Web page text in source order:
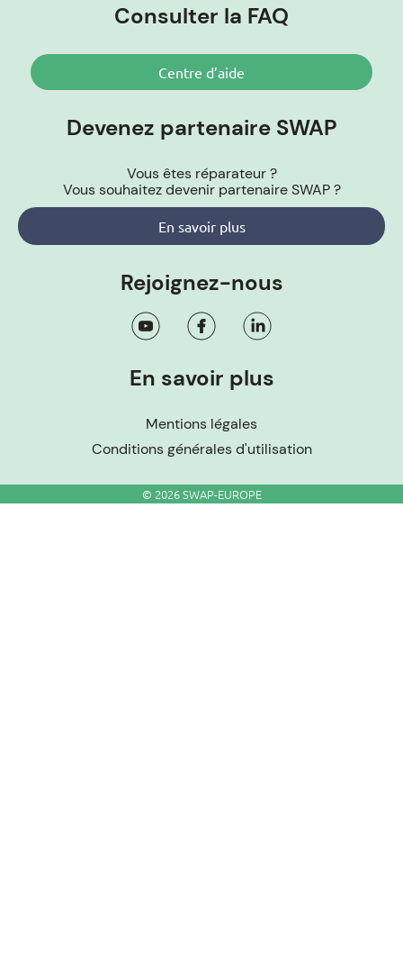
Consulter la FAQ
Centre d’aide
Devenez partenaire SWAP
Vous êtes réparateur ?
Vous souhaitez devenir partenaire SWAP ?
En savoir plus
Rejoignez-nous
En savoir plus
Mentions légales
Conditions générales d'utilisation
© 2026 SWAP-EUROPE